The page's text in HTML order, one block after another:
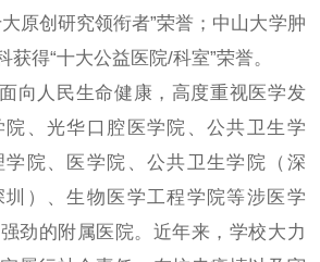
原创研究领衔者”荣誉；中山大学肿
得“十大公益医院/科室”荣誉。
向人民生命健康，高度重视医学发
院、光华口腔医学院、公共卫生学
学院、医学院、公共卫生学院（深
）、生物医学工程学院等涉医学
劲的附属医院。近年来，学校大力